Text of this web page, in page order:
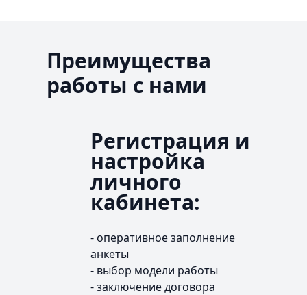
Преимущества
работы с нами
Регистрация и
настройка
личного
кабинета:
- оперативное заполнение
анкеты
- выбор модели работы
- заключение договора